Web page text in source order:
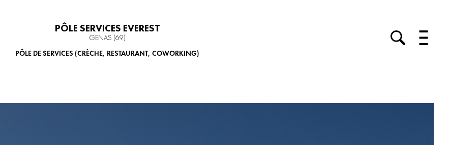
PÔLE SERVICES EVEREST
GENAS (69)
PÔLE DE SERVICES (CRÈCHE, RESTAURANT, COWORKING)